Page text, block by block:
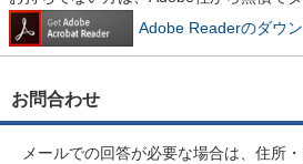
Adobe Readerのダウ
お問合わせ
メールでの回答が必要な場合は、住所